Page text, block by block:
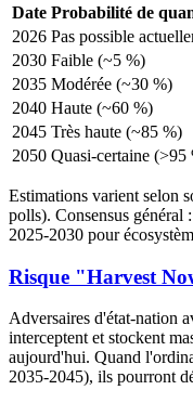
Date Probabilité de
2026 Pas possible
2030 Faible (~5 %)
2035 Modérée (~30 %)
2040 Haute (~60 %)
2045 Très haute (~85 %)
2050 Quasi-certaine (>95
Estimations varient selon
polls). Consensus général
2025-2030 pour
Risque "Harvest
Adversaires d'état-nation
interceptent et stockent
aujourd'hui. Quand
2035-2045), ils pourront